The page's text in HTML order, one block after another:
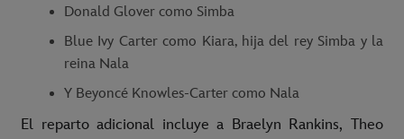
Donald Glover como Simba
Blue Ivy Carter como Kiara, hija del rey Simba y la
reina Nala
Y Beyoncé Knowles-Carter como Nala
El reparto adicional incluye a Braelyn Rankins, Theo